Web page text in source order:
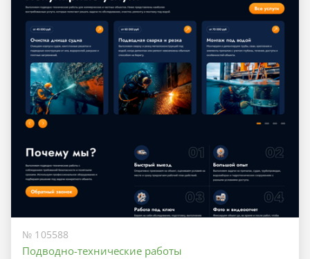
№ 105588
Подводно-технические работы